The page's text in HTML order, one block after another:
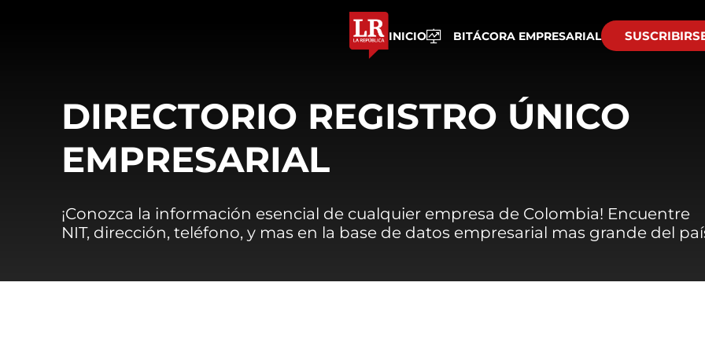
INICIO BITÁCORA EMPRESARIAL
DIRECTORIO REGISTRO ÚNICO
EMPRESARIAL
¡Conozca la información esencial de cualquier empresa de Colombia! Encuentre
NIT, dirección, teléfono, y mas en la base de datos empresarial mas grande del